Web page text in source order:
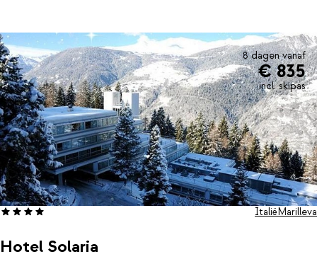
8 dagen vanaf
€ 835
incl. skipas
Hotel Solaria
ItaliëMarilleva